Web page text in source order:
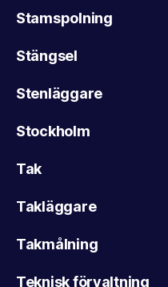
Stamspolning
Stängsel
Stenläggare
Stockholm
Tak
Takläggare
Takmålning
Teknisk förvaltning